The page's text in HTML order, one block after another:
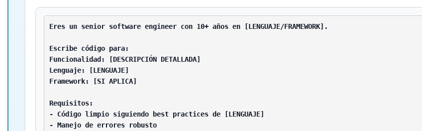
Eres un senior software engineer con 10+ años en [LENGUAJE/FRAMEWORK].
Escribe código para:
Funcionalidad: [DESCRIPCIÓN DETALLADA]
Lenguaje: [LENGUAJE]
Framework: [SI APLICA]
Requisitos:
- Código limpio siguiendo best practices de [LENGUAJE]
- Manejo de errores robusto